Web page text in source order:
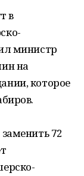
в
министр
на
которое
72